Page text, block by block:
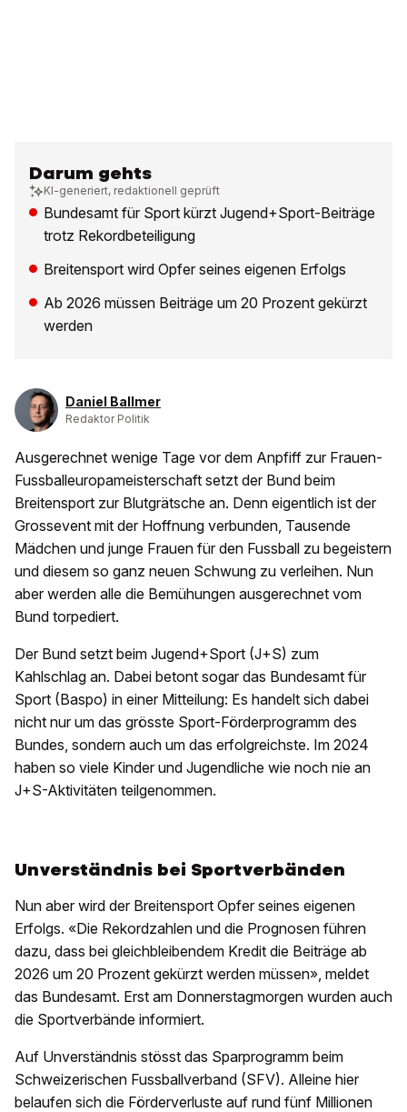
Darum gehts
KI-generiert, redaktionell geprüft
Bundesamt für Sport kürzt Jugend+Sport-Beiträge
trotz Rekordbeteiligung
Breitensport wird Opfer seines eigenen Erfolgs
Ab 2026 müssen Beiträge um 20 Prozent gekürzt
werden
Daniel Ballmer
Redaktor Politik
Ausgerechnet wenige Tage vor dem Anpfiff zur Frauen-
Fussballeuropameisterschaft setzt der Bund beim
Breitensport zur Blutgrätsche an. Denn eigentlich ist der
Grossevent mit der Hoffnung verbunden, Tausende
Mädchen und junge Frauen für den Fussball zu begeistern
und diesem so ganz neuen Schwung zu verleihen. Nun
aber werden alle die Bemühungen ausgerechnet vom
Bund torpediert.
Der Bund setzt beim Jugend+Sport (J+S) zum
Kahlschlag an. Dabei betont sogar das Bundesamt für
Sport (Baspo) in einer Mitteilung: Es handelt sich dabei
nicht nur um das grösste Sport-Förderprogramm des
Bundes, sondern auch um das erfolgreichste. Im 2024
haben so viele Kinder und Jugendliche wie noch nie an
J+S-Aktivitäten teilgenommen.
Unverständnis bei Sportverbänden
Nun aber wird der Breitensport Opfer seines eigenen
Erfolgs. «Die Rekordzahlen und die Prognosen führen
dazu, dass bei gleichbleibendem Kredit die Beiträge ab
2026 um 20 Prozent gekürzt werden müssen», meldet
das Bundesamt. Erst am Donnerstagmorgen wurden auch
die Sportverbände informiert.
Auf Unverständnis stösst das Sparprogramm beim
Schweizerischen Fussballverband (SFV). Alleine hier
belaufen sich die Förderverluste auf rund fünf Millionen